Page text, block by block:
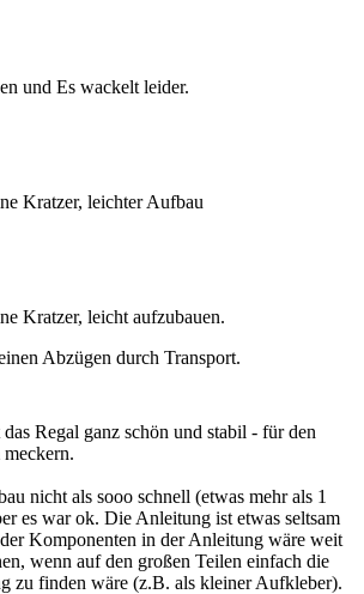
und Es wackelt leider.
Kratzer, leichter Aufbau
Kratzer, leicht aufzubauen.
Abzügen durch Transport.
Regal ganz schön und stabil - für den
nicht als sooo schnell (etwas mehr als 1
es war ok. Die Anleitung ist etwas seltsam
Komponenten in der Anleitung wäre weit
wenn auf den großen Teilen einfach die
zu finden wäre (z.B. als kleiner Aufkleber).